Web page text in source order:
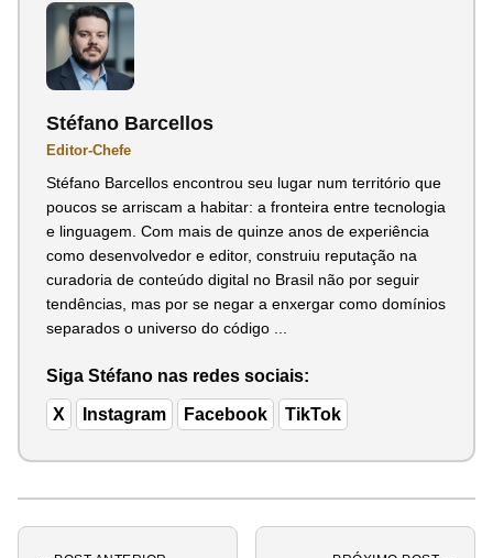
Stéfano Barcellos
Editor-Chefe
Stéfano Barcellos encontrou seu lugar num território que
poucos se arriscam a habitar: a fronteira entre tecnologia
e linguagem. Com mais de quinze anos de experiência
como desenvolvedor e editor, construiu reputação na
curadoria de conteúdo digital no Brasil não por seguir
tendências, mas por se negar a enxergar como domínios
separados o universo do código ...
Siga Stéfano nas redes sociais:
X Instagram Facebook TikTok